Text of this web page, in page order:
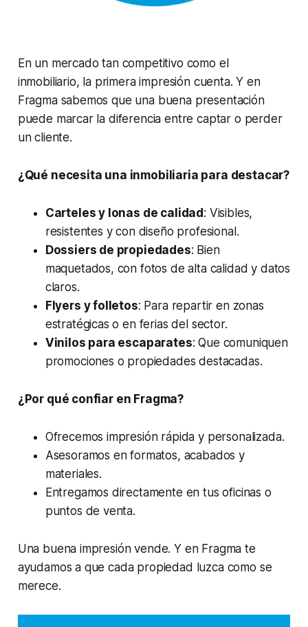
En un mercado tan competitivo como el
inmobiliario, la primera impresión cuenta. Y en
Fragma sabemos que una buena presentación
puede marcar la diferencia entre captar o perder
un cliente.
¿Qué necesita una inmobiliaria para destacar?
Carteles y lonas de calidad: Visibles,
resistentes y con diseño profesional.
Dossiers de propiedades: Bien
maquetados, con fotos de alta calidad y datos
claros.
Flyers y folletos: Para repartir en zonas
estratégicas o en ferias del sector.
Vinilos para escaparates: Que comuniquen
promociones o propiedades destacadas.
¿Por qué confiar en Fragma?
Ofrecemos impresión rápida y personalizada.
Asesoramos en formatos, acabados y
materiales.
Entregamos directamente en tus oficinas o
puntos de venta.
Una buena impresión vende. Y en Fragma te
ayudamos a que cada propiedad luzca como se
merece.